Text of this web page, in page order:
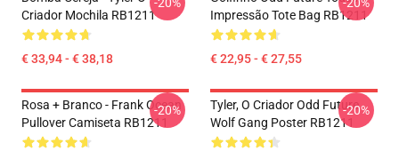
Criador Mochila RB1211
€ 33,94 - € 38,18
Impressão Tote Bag RB1211
€ 22,95 - € 27,55
Rosa + Branco - Frank Ocean
Pullover Camiseta RB1211
-20%
Tyler, O Criador Odd Future
Wolf Gang Poster RB1211
-20%